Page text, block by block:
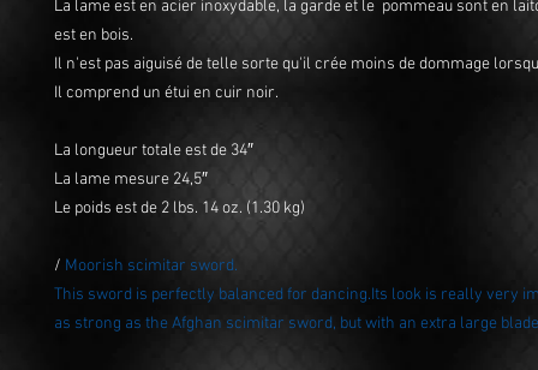
La lame est en acier inoxydable, la garde et le pommeau sont en
est en bois.
Il n'est pas aiguisé de telle sorte qu'il crée moins de dommage
Il comprend un étui en cuir noir.
La longueur totale est de 34″
La lame mesure 24,5″
Le poids est de 2 lbs. 14 oz. (1.30 kg)
/ Moorish scimitar sword.
This sword is perfectly balanced for dancing.Its look is really very
as strong as the Afghan scimitar sword, but with an extra large